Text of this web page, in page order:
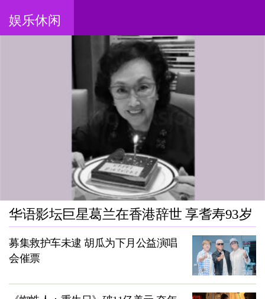
娱乐休闲
华语影坛巨星葛兰在香港辞世 享耆寿93岁
募集救护车未逮 胡瓜为下月公益演唱
会催票